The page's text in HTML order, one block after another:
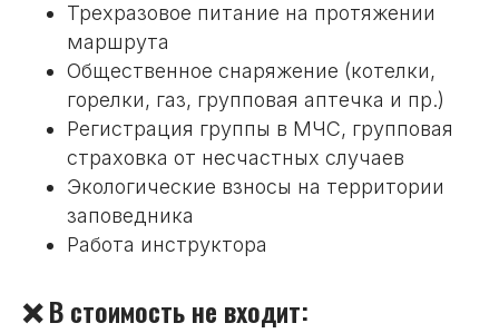
Трехразовое питание на протяжении
маршрута
Общественное снаряжение (котелки,
горелки, газ, групповая аптечка и пр.)
Регистрация группы в МЧС, групповая
страховка от несчастных случаев
Экологические взносы на территории
заповедника
Работа инструктора
❌ В стоимость не входит: